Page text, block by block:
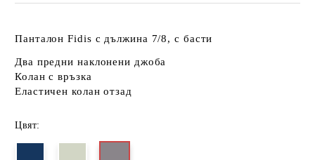
Панталон Fidis с дължина 7/8, с басти
Два предни наклонени джоба
Колан с връзка
Еластичен колан отзад
Цвят: